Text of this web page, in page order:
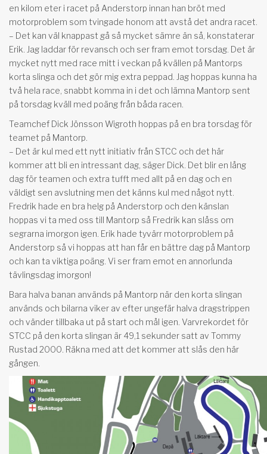
en kilom eter i racet på Anderstorp innan han bröt med
motorproblem som tvingade honom att avstå det andra racet.
– Det kan väl knappast gå så mycket sämre än så, konstaterar
Erik. Jag laddar för revansch och ser fram emot torsdag. Det är
mycket nytt med race mitt i veckan på kvällen på Mantorps
korta slinga och det gör mig extra peppad. Jag hoppas kunna ha
två hela race, snabbt komma in i det och lämna Mantorp sent
på torsdag kväll med poäng från båda racen.
Teamchef Dick Jönsson Wigroth hoppas på en bra torsdag för
teamet på Mantorp.
– Det är kul med ett nytt initiativ från STCC och det här
kommer att bli en intressant dag, säger Dick. Det blir en lång
dag för teamen och extra tufft med allt på en dag och en
väldigt sen avslutning men det känns kul med något nytt.
Fredrik hade en bra helg på Anderstorp och den känslan
hoppas vi ta med oss till Mantorp så Fredrik kan slåss om
segrarna imorgon igen. Erik hade tyvärr motorproblem på
Anderstorp så vi hoppas att han får en bättre dag på Mantorp
och kan ta viktiga poäng. Vi ser fram emot en annorlunda
tävlingsdag imorgon!
Bara halva banan används på Mantorp när den korta slingan
används och bilarna viker av efter ungefär halva dragstrippen
och vänder tillbaka ut på start och mål igen. Varvrekordet för
STCC på den korta slingan är 49,1 sekunder satt av Tommy
Rustad 2000. Räkna med att det kommer att slås den här
gången.